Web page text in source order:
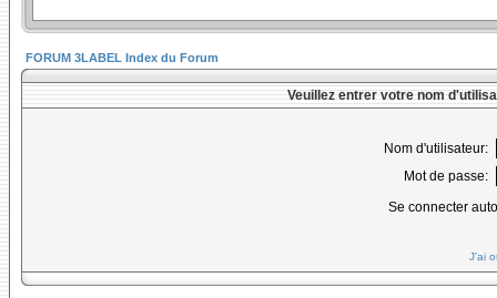
FORUM 3LABEL Index du Forum
Veuillez entrer votre nom
Nom d'utilisateur:
Mot de passe:
Se connecter
J'ai